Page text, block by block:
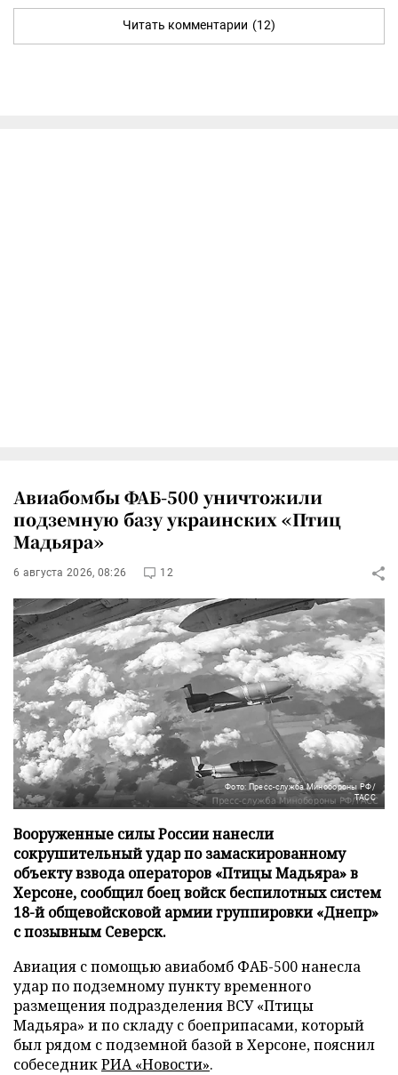
Читать комментарии (12)
Авиабомбы ФАБ-500 уничтожили
подземную базу украинских «Птиц
Мадьяра»
6 августа 2026, 08:26 12
Фото: Пресс-служба Минобороны РФ/
ТАСС
Вооруженные силы России нанесли
сокрушительный удар по замаскированному
объекту взвода операторов «Птицы Мадьяра» в
Херсоне, сообщил боец войск беспилотных систем
18-й общевойсковой армии группировки «Днепр»
с позывным Северск.
Авиация с помощью авиабомб ФАБ-500 нанесла
удар по подземному пункту временного
размещения подразделения ВСУ «Птицы
Мадьяра» и по складу с боеприпасами, который
был рядом с подземной базой в Херсоне, пояснил
собеседникРИА «Новости».